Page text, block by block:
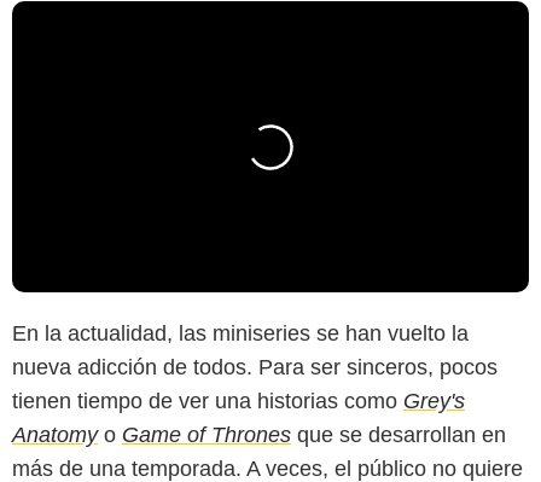
En la actualidad, las miniseries se han vuelto la
nueva adicción de todos. Para ser sinceros, pocos
tienen tiempo de ver una historias como Grey's
Anatomyo Game of Thrones que se desarrollan en
más de una temporada. A veces, el público no quiere